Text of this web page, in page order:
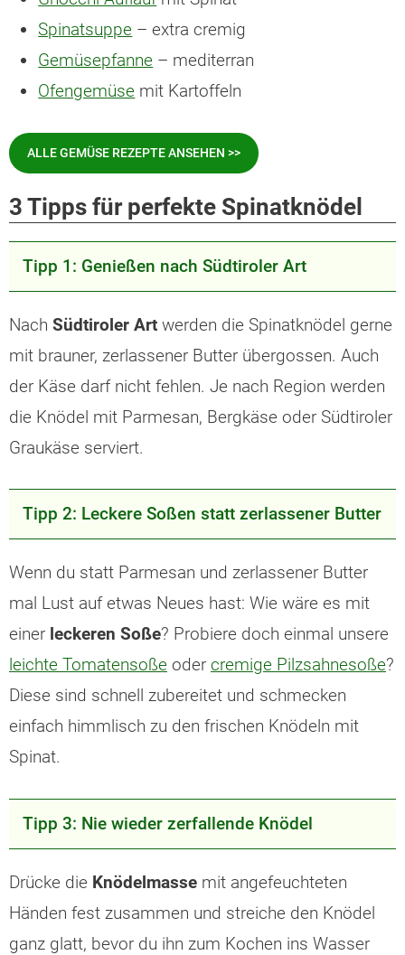
Spinatsuppe – extra cremig
Gemüsepfanne – mediterran
Ofengemüse mit Kartoffeln
ALLE GEMÜSE REZEPTE ANSEHEN >>
3 Tipps für perfekte Spinatknödel
Tipp 1: Genießen nach Südtiroler Art
Nach Südtiroler Art werden die Spinatknödel gerne
mit brauner, zerlassener Butter übergossen. Auch
der Käse darf nicht fehlen. Je nach Region werden
die Knödel mit Parmesan, Bergkäse oder Südtiroler
Graukäse serviert.
Tipp 2: Leckere Soßen statt zerlassener Butter
Wenn du statt Parmesan und zerlassener Butter
mal Lust auf etwas Neues hast: Wie wäre es mit
einer leckeren Soße? Probiere doch einmal unsere
leichte Tomatensoße oder cremige Pilzsahnesoße?
Diese sind schnell zubereitet und schmecken
einfach himmlisch zu den frischen Knödeln mit
Spinat.
Tipp 3: Nie wieder zerfallende Knödel
Drücke die Knödelmasse mit angefeuchteten
Händen fest zusammen und streiche den Knödel
ganz glatt, bevor du ihn zum Kochen ins Wasser